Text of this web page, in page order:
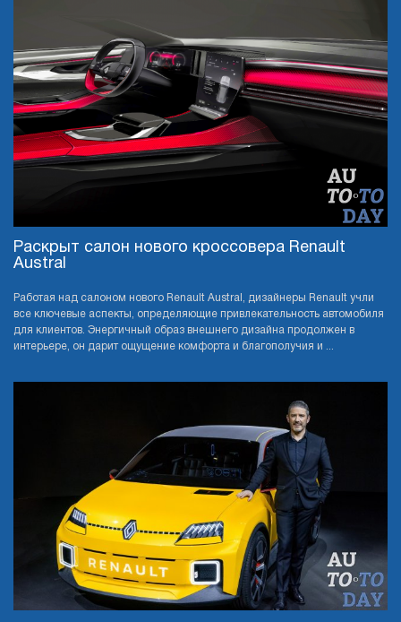
Раскрыт салон нового кроссовера Renault
Austral
Работая над салоном нового Renault Austral, дизайнеры Renault учли
все ключевые аспекты, определяющие привлекательность автомобиля
для клиентов. Энергичный образ внешнего дизайна продолжен в
интерьере, он дарит ощущение комфорта и благополучия и ...